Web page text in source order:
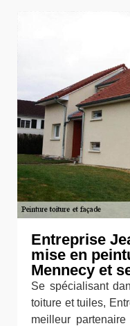
Entreprise
mise en
Mennecy et
Se spécialisant
toiture et tuiles,
meilleur partenaire